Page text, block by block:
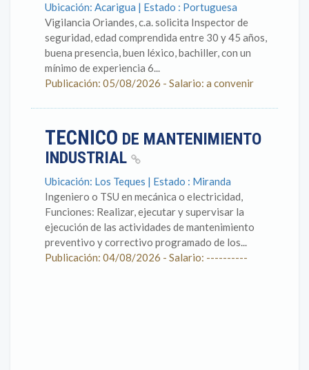
Ubicación: Acarigua | Estado : Portuguesa
Vigilancia Oriandes, c.a. solicita Inspector de
seguridad, edad comprendida entre 30 y 45 años,
buena presencia, buen léxico, bachiller, con un
mínimo de experiencia 6...
Publicación: 05/08/2026 - Salario: a convenir
TECNICO DE MANTENIMIENTO
INDUSTRIAL
Ubicación: Los Teques | Estado : Miranda
Ingeniero o TSU en mecánica o electricidad,
Funciones: Realizar, ejecutar y supervisar la
ejecución de las actividades de mantenimiento
preventivo y correctivo programado de los...
Publicación: 04/08/2026 - Salario: ----------